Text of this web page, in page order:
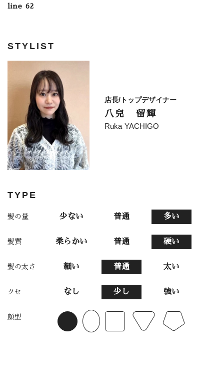
line 62
STYLIST
店長/トップデザイナー
八兒 留輝
Ruka YACHIGO
TYPE
髪の量 少ない 普通 多い
髪質 柔らかい 普通 硬い
髪の太さ 細い 普通 太い
クセ なし 少し 強い
顔型